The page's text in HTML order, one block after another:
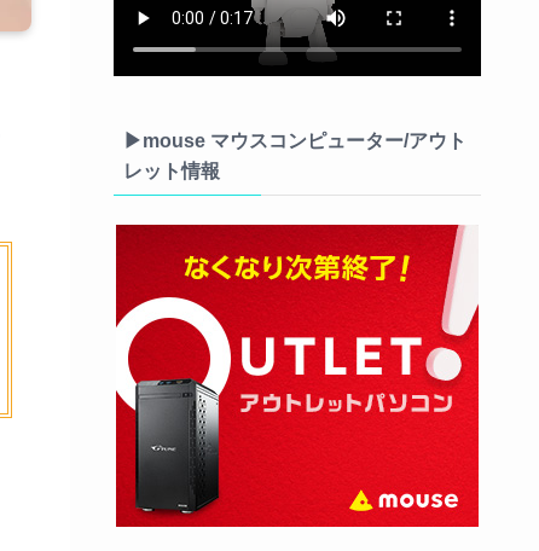
▶mouse マウスコンピューター/アウト
レット情報